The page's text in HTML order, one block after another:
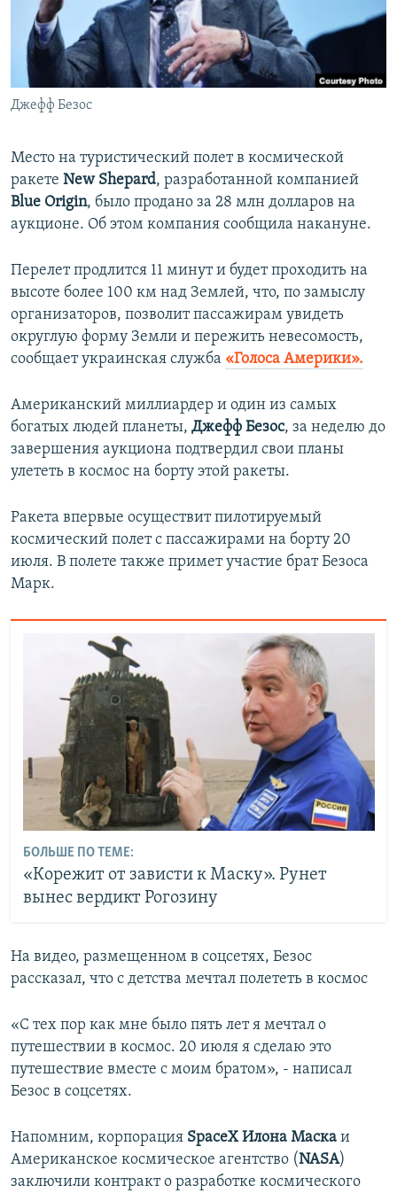
ПОБЕДИТЕЛЕЙ НЕ СУДЯТ?
КРЫМ.НЕПОКОРЕННЫЙ
ELIFBE
УКРАИНСКАЯ ПРОБЛЕМА КРЫМА
ПРИСОЕДИНЯЙТЕСЬ!
Джефф Безос
Место на туристический полет в космической
ракете New Shepard, разработанной компанией
Blue Origin, было продано за 28 млн долларов на
аукционе. Об этом компания сообщила накануне.
Перелет продлится 11 минут и будет проходить на
высоте более 100 км над Землей, что, по замыслу
организаторов, позволит пассажирам увидеть
округлую форму Земли и пережить невесомость,
сообщает украинская служба «Голоса Америки».
Американский миллиардер и один из самых
богатых людей планеты, Джефф Безос, за неделю до
завершения аукциона подтвердил свои планы
улететь в космос на борту этой ракеты.
Ракета впервые осуществит пилотируемый
космический полет с пассажирами на борту 20
июля. В полете также примет участие брат Безоса
Марк.
БОЛЬШЕ ПО ТЕМЕ:
«Корежит от зависти к Маску». Рунет
вынес вердикт Рогозину
На видео, размещенном в соцсетях, Безос
рассказал, что с детства мечтал полететь в космос
«С тех пор как мне было пять лет я мечтал о
путешествии в космос. 20 июля я сделаю это
путешествие вместе с моим братом», - написал
Безос в соцсетях.
Напомним, корпорация SpaceX Илона Маска и
Американское космическое агентство (NASA)
заключили контракт о разработке космического